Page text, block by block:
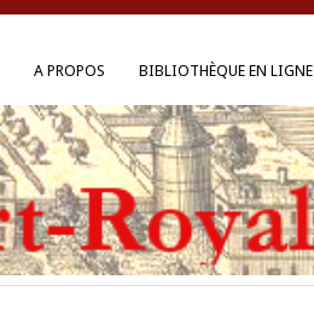
A PROPOS BIBLIOTHÈQUE EN LIGNE